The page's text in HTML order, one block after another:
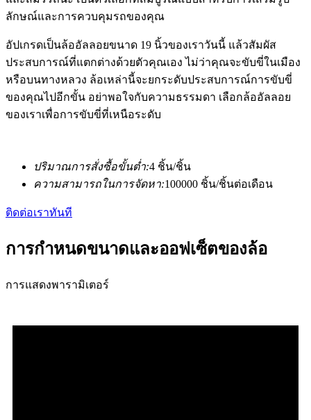
ลักษณ์และการควบคุมรถของคุณ
อัปเกรดเป็นล้ออัลลอยขนาด 19 นิ้วของเราวันนี้ แล้วสัมผัส
ประสบการณ์ที่แตกต่างด้วยตัวคุณเอง ไม่ว่าคุณจะขับขี่ในเมือง
หรือบนทางหลวง ล้อเหล่านี้จะยกระดับประสบการณ์การขับขี่
ของคุณไปอีกขั้น อย่าพอใจกับความธรรมดา เลือกล้ออัลลอย
ของเราเพื่อการขับขี่ที่เหนือระดับ
ปริมาณการสั่งซื้อขั้นต่ำ:4 ชิ้น/ชิ้น
ความสามารถในการจัดหา:100000 ชิ้น/ชิ้นต่อเดือน
ติดต่อเราทันที
การกำหนดขนาดและออฟเซ็ตของล้อ
การแสดงพารามิเตอร์